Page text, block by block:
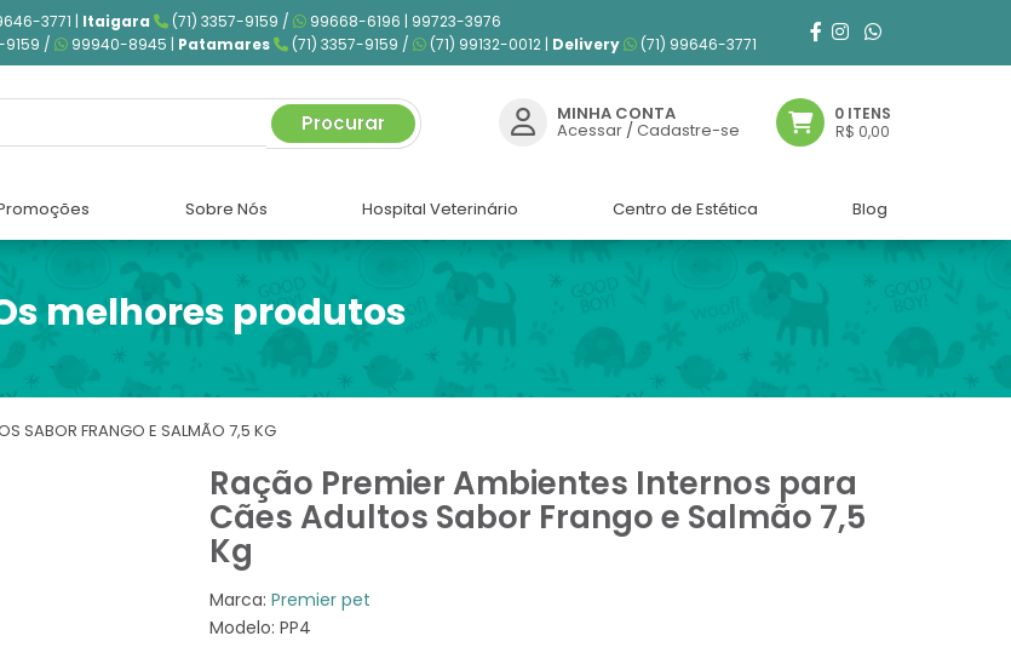
3771 | Itaigara (71) 3357-9159 /
99668-6196 | 99723-3976
9159 / 99940-8945 | Patamares (71) 3357-9159 / (71) 99132-0012 | Delivery (71) 99646-3771
MINHA CONTA
Acessar /Cadastre-se
0 ITENS
R$ 0,00
Procurar
Sobre Nós Hospital Veterinário Centro de Estética Blog
melhores produtos
SABOR FRANGO E SALMÃO 7,5 KG
Ração Premier Ambientes Internos para
Cães Adultos Sabor Frango e Salmão 7,5
Kg
Marca: Premier pet
Modelo: PP4